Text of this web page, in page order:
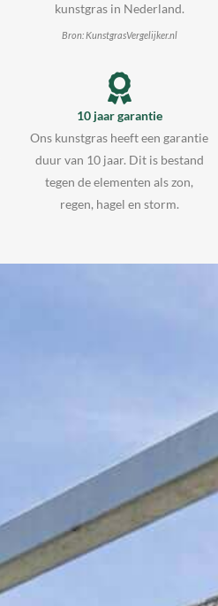
kunstgras in Nederland.
Bron: KunstgrasVergelijker.nl
10 jaar garantie
Ons kunstgras heeft een garantie
duur van 10 jaar. Dit is bestand
tegen de elementen als zon,
regen, hagel en storm.